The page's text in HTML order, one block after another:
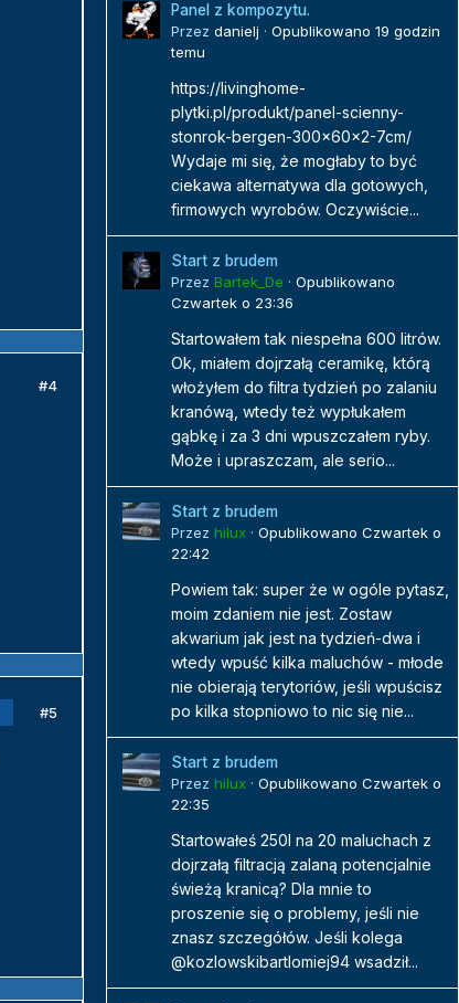
#4
#5
Panel z kompozytu.
Przez danielj · Opublikowano 19 godzin
temu
https://livinghome-
plytki.pl/produkt/panel-scienny-
stonrok-bergen-300x60x2-7cm/
Wydaje mi się, że mogłaby to być
ciekawa alternatywa dla gotowych,
firmowych wyrobów. Oczywiście...
Start z brudem
Przez Bartek_De · Opublikowano
Czwartek o 23:36
Startowałem tak niespełna 600 litrów.
Ok, miałem dojrzałą ceramikę, którą
włożyłem do filtra tydzień po zalaniu
kranówą, wtedy też wypłukałem
gąbkę i za 3 dni wpuszczałem ryby.
Może i upraszczam, ale serio...
Start z brudem
Przez hilux · Opublikowano Czwartek o
22:42
Powiem tak: super że w ogóle pytasz,
moim zdaniem nie jest. Zostaw
akwarium jak jest na tydzień-dwa i
wtedy wpuść kilka maluchów - młode
nie obierają terytoriów, jeśli wpuścisz
po kilka stopniowo to nic się nie...
Start z brudem
Przez hilux · Opublikowano Czwartek o
22:35
Startowałeś 250l na 20 maluchach z
dojrzałą filtracją zalaną potencjalnie
świeżą kranicą? Dla mnie to
proszenie się o problemy, jeśli nie
znasz szczegółów. Jeśli kolega
@kozlowskibartlomiej94 wsadził...